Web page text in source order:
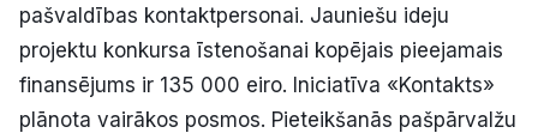
pašvaldības kontaktpersonai. Jauniešu ideju
projektu konkursa īstenošanai kopējais pieejamais
finansējums ir 135 000 eiro. Iniciatīva «Kontakts»
plānota vairākos posmos. Pieteikšanās pašpārvalžu